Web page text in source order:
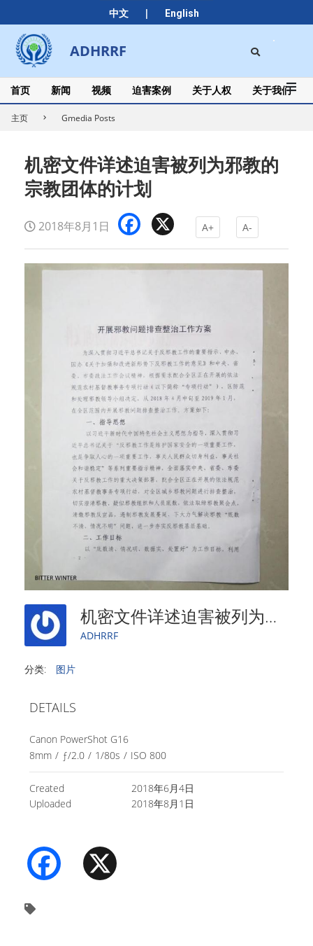
中文 | English
to
content
ADHRRF
Secondary
Navigation
Menu
首页 新闻 视频 迫害案例 关于人权 关于我们
主页 Gmedia Posts
机密文件详述迫害被列为邪教的
宗教团体的计划
2018年8月1日 Facebook A+ A-
机密文件详述迫害被列为邪教的宗教团体的计划
ADHRRF
分类: 图片
DETAILS
Canon PowerShot G16
8mm / ƒ/2.0 / 1/80s / ISO 800
Created
2018年6月4日
Uploaded
2018年8月1日
Facebook